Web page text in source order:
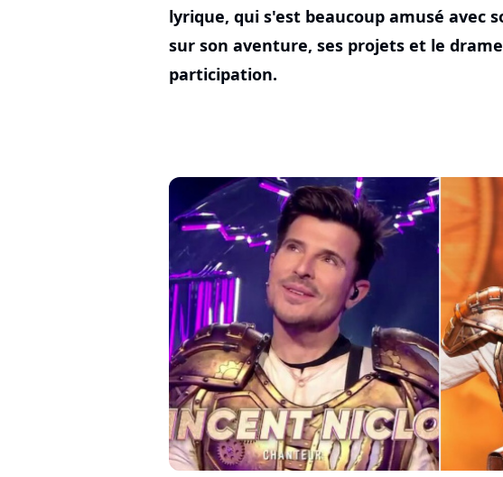
lyrique, qui s'est beaucoup amusé avec
sur son aventure, ses projets et le
participation.